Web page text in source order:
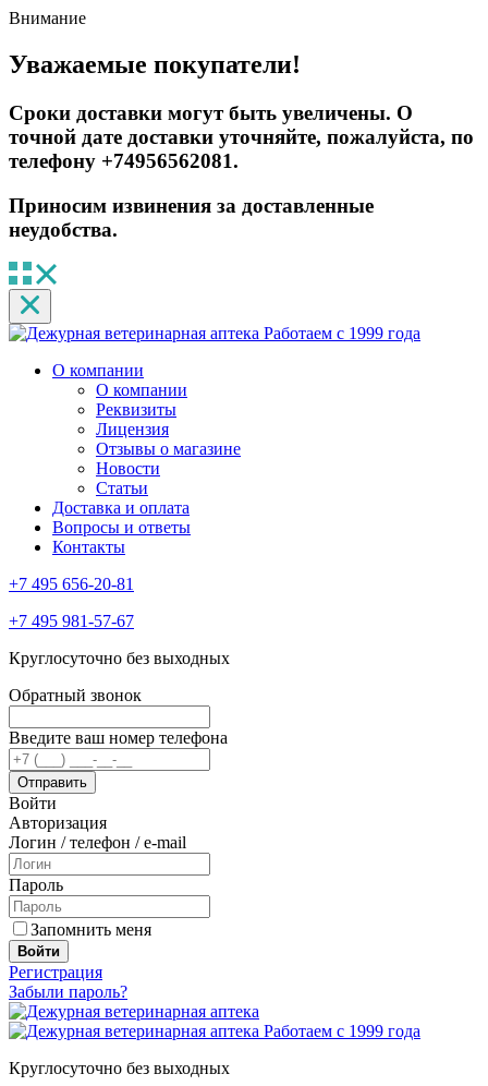
Внимание
Уважаемые покупатели!
Сроки доставки могут быть увеличены. О
точной дате доставки уточняйте, пожалуйста, по
телефону +74956562081.
Приносим извинения за доставленные
неудобства.
Работаем с 1999 года
О компании
О компании
Реквизиты
Лицензия
Отзывы о магазине
Новости
Статьи
Доставка и оплата
Вопросы и ответы
Контакты
+7 495 656-20-81
+7 495 981-57-67
Круглосуточно без выходных
Обратный звонок
Введите ваш номер телефона
Войти
Авторизация
Логин / телефон / e-mail
Пароль
Запомнить меня
Войти
Регистрация
Забыли пароль?
Работаем с 1999 года
Круглосуточно без выходных